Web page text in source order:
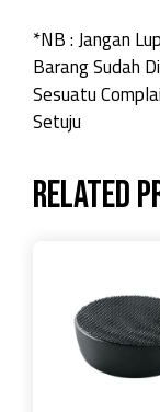
*NB : Jangan
Barang Sudah
Sesuatu
Setuju
Related